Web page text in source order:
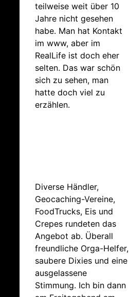
teilweise weit über 10
Jahre nicht gesehen
habe. Man hat Kontakt
im www, aber im
RealLife ist doch eher
selten. Das war schön
sich zu sehen, man
hatte doch viel zu
erzählen.
Diverse Händler,
Geocaching-Vereine,
FoodTrucks, Eis und
Crepes rundeten das
Angebot ab. Überall
freundliche Orga-Helfer,
saubere Dixies und eine
ausgelassene
Stimmung. Ich bin dann